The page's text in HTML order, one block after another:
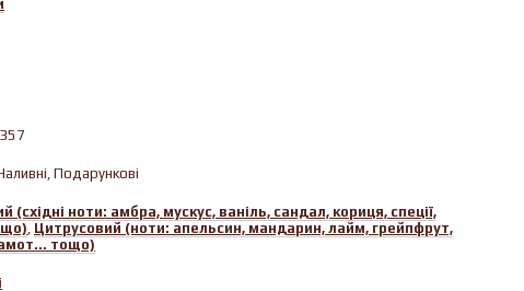
Подарункові
(східні ноти: амбра, мускус, ваніль, сандал, кориця, спеції,
, Цитрусовий (ноти: апельсин, мандарин, лайм, грейпфрут,
тощо)